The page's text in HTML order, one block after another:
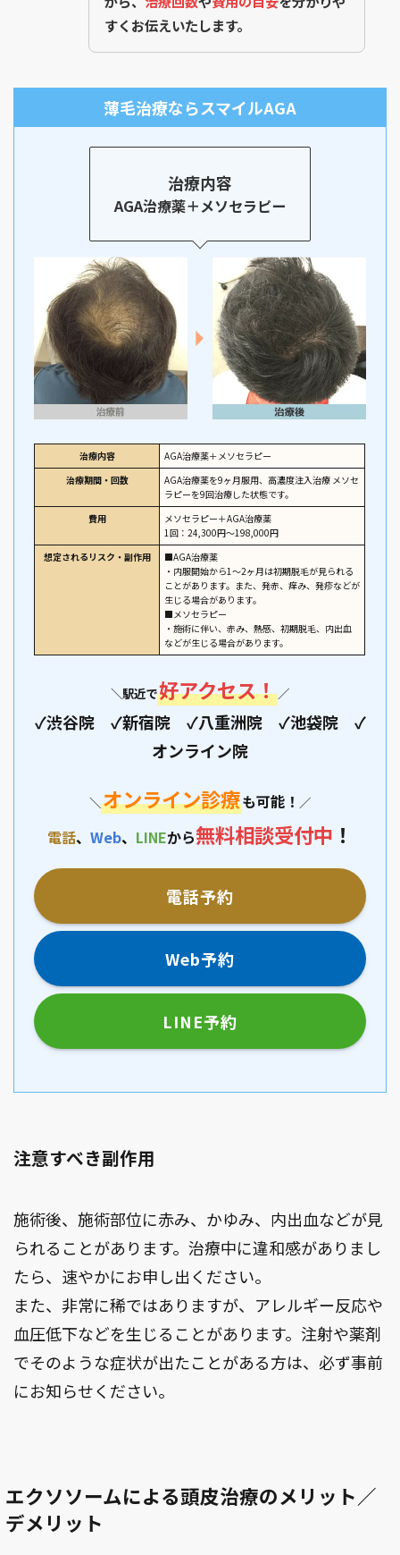
すくお伝えいたします。
薄毛治療ならスマイルAGA
治療内容
AGA治療薬＋メソセラピー
治療内容
AGA治療薬＋メソセラピー
治療期間・回数
AGA治療薬を9ヶ月服用、高濃度注入治療 メソセ
ラピーを9回治療した状態です。
費用
メソセラピー＋AGA治療薬
1回：24,300円～198,000円
想定されるリスク・副作用
■AGA治療薬
・内服開始から1～2ヶ月は初期脱毛が見られる
ことがあります。また、発赤、痒み、発疹などが
生じる場合があります。
■メソセラピー
・施術に伴い、赤み、熱感、初期脱毛、内出血
などが生じる場合があります。
＼駅近で好アクセス！／
✓渋谷院 ✓新宿院 ✓八重洲院 ✓池袋院 ✓
オンライン院
＼オンライン診療も可能！ ／
電話、 Web、 LINEから無料相談受付中 ！
電話予約
Web予約
LINE予約
注意すべき副作用
施術後、施術部位に赤み、かゆみ、内出血などが見
られることがあります。治療中に違和感がありまし
たら、速やかにお申し出ください。
また、非常に稀ではありますが、アレルギー反応や
血圧低下などを生じることがあります。注射や薬剤
でそのような症状が出たことがある方は、必ず事前
にお知らせください。
エクソソームによる頭皮治療のメリット／
デメリット